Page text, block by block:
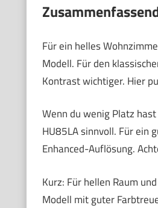
Für ein helles
Modell. Für den
Kontrast wichtiger. Hier
Wenn du wenig Platz
HU85LA sinnvoll. Für ein
Enhanced-Auflösung.
Kurz: Für hellen Raum
Modell mit guter